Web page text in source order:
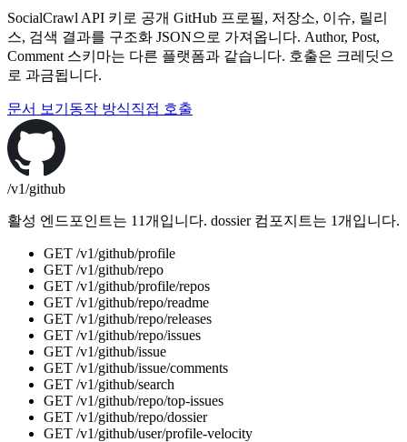
SocialCrawl API 키로 공개 GitHub 프로필, 저장소, 이슈, 릴리
스, 검색 결과를 구조화 JSON으로 가져옵니다. Author, Post,
Comment 스키마는 다른 플랫폼과 같습니다. 호출은 크레딧으
로 과금됩니다.
문서 보기 동작 방식직접 호출
/v1/github
활성 엔드포인트는 11개입니다. dossier 컴포지트는 1개입니다.
GET /v1/github/profile
GET /v1/github/repo
GET /v1/github/profile/repos
GET /v1/github/repo/readme
GET /v1/github/repo/releases
GET /v1/github/repo/issues
GET /v1/github/issue
GET /v1/github/issue/comments
GET /v1/github/search
GET /v1/github/repo/top-issues
GET /v1/github/repo/dossier
GET /v1/github/user/profile-velocity